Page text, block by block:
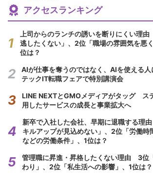
アクセスランキング
上司からのランチの誘いを断りにくい理
逃したくない」、2位「職場の雰囲気を悪
位は？
AIが仕事を奪うのではなく、AIを使える
テックIT転職フェアで特別講演会
LINE NEXTとGMOメディアがタッグ ス
用したサービスの成長と事業拡大へ
新卒で入社した会社、早期に退職する理
キルアップが見込めない」、2位「労働時
などの労働条件」、1位は？
管理職に昇進・昇格したくない理由 3位
わり」、2位「私生活への影響」、1位は？